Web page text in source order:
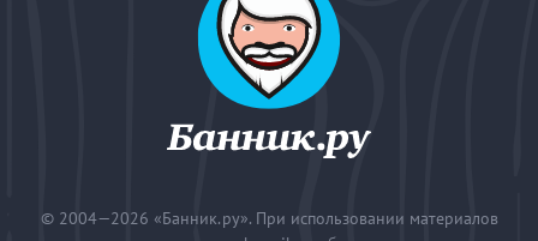
© 2004—2026 «Банник.ру». При использовании материалов